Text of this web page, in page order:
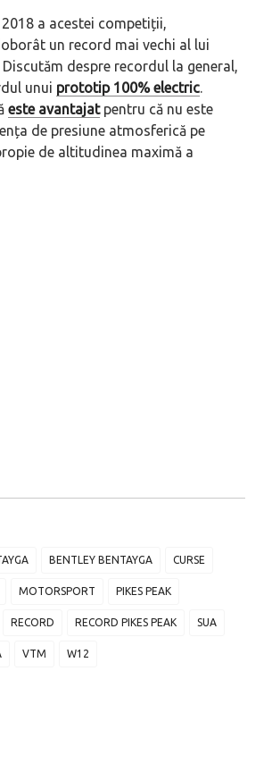
a acestei competiții,
un record mai vechi al lui
Discutăm despre recordul la general,
unui prototip 100% electric.
este avantajatpentru că nu este
de presiune atmosferică pe
de altitudinea maximă a
BENTLEY BENTAYGA CURSE
MOTORSPORT PIKES PEAK
RECORD RECORD PIKES PEAK SUA
VTM W12